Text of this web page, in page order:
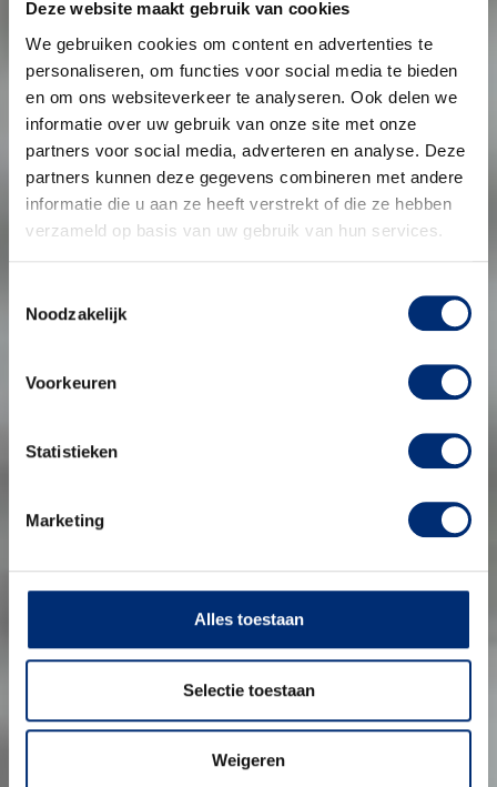
Deze website maakt gebruik van cookies
We gebruiken cookies om content en advertenties te
personaliseren, om functies voor social media te bieden
en om ons websiteverkeer te analyseren. Ook delen we
informatie over uw gebruik van onze site met onze
partners voor social media, adverteren en analyse. Deze
partners kunnen deze gegevens combineren met andere
informatie die u aan ze heeft verstrekt of die ze hebben
verzameld op basis van uw gebruik van hun services.
Noodzakelijk
Voorkeuren
Statistieken
Marketing
Alles toestaan
Selectie toestaan
Weigeren